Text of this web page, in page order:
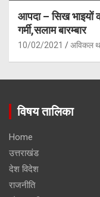
आपदा – सिख भाइयों
गर्मी,सलाम बारम्बार
10/02/2021 अविकल
विषय तालिका
Home
उत्तराखंड
देश विदेश
राजनीति